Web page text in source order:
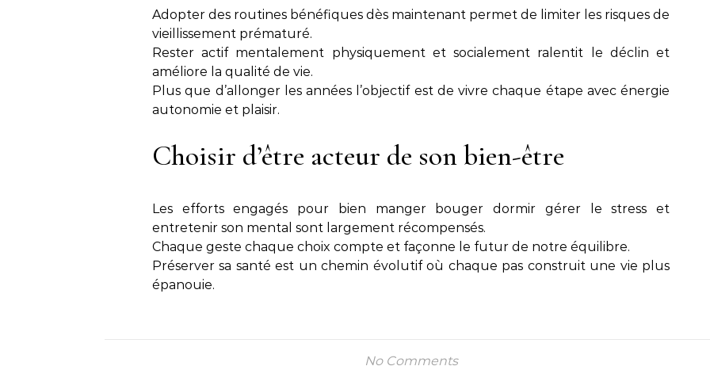
Adopter des routines bénéfiques dès maintenant permet de limiter les risques de
vieillissement prématuré.
Rester actif mentalement physiquement et socialement ralentit le déclin et
améliore la qualité de vie.
Plus que d’allonger les années l’objectif est de vivre chaque étape avec énergie
autonomie et plaisir.
Choisir d’être acteur de son bien-être
Les efforts engagés pour bien manger bouger dormir gérer le stress et
entretenir son mental sont largement récompensés.
Chaque geste chaque choix compte et façonne le futur de notre équilibre.
Préserver sa santé est un chemin évolutif où chaque pas construit une vie plus
épanouie.
No Comments